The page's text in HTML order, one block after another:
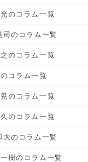
のコラム一覧
司のコラム一覧
のコラム一覧
コラム一覧
のコラム一覧
のコラム一覧
大のコラム一覧
樹のコラム一覧